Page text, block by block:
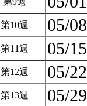
第10週 05/08
第11週 05/15
第12週 05/22
第13週 05/29